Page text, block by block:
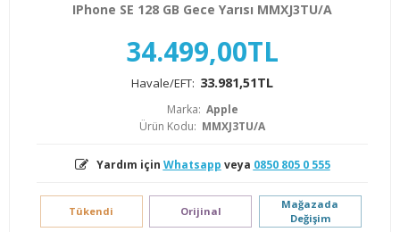
IPhone SE 128 GB Gece Yarısı MMXJ3TU/A
34.499,00TL
Havale/EFT: 33.981,51TL
Marka: Apple
Ürün Kodu: MMXJ3TU/A
Yardım için Whatsapp veya 0850 805 0 555
Tükendi Orijinal
Mağazada
Değişim